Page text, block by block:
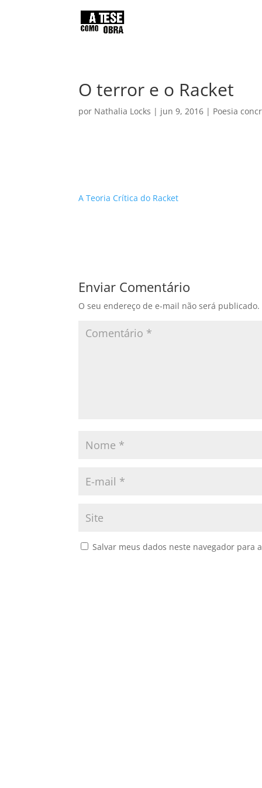
O terror e o Racket
por Nathalia Locks | jun 9, 2016 | Poesia
A Teoria Crítica do Racket
Enviar Comentário
O seu endereço de e-mail não será publicado.
Salvar meus dados neste navegador para